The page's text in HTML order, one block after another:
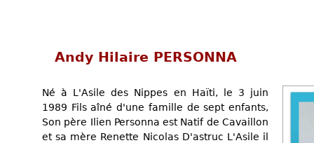
Andy Hilaire PERSONNA
Né à L'Asile des Nippes en Haïti, le 3 juin
1989 Fils aîné d'une famille de sept enfants,
Son père Ilien Personna est Natif de Cavaillon
et sa mère Renette Nicolas D'astruc L'Asile il